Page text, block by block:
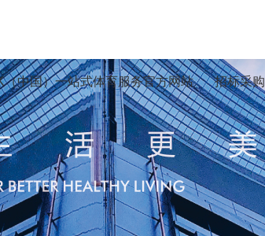
（中国）一站式体育服务官方网站 招标采购